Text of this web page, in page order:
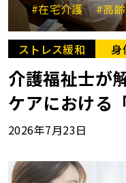
#在宅介護 #高
ストレス緩和 身
介護福祉士が
ケアにおける
2026年7月23日